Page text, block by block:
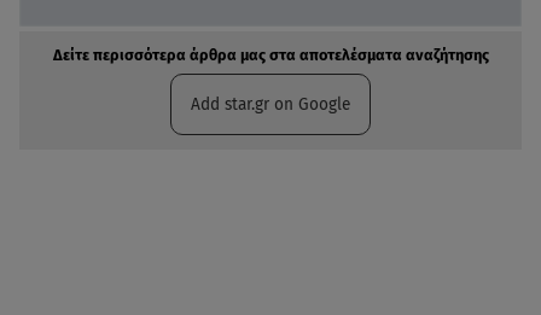
Δείτε περισσότερα άρθρα μας στα αποτελέσματα αναζήτησης
Add star.gr on Google